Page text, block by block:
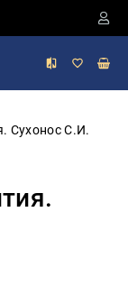
Сухонос С.И.